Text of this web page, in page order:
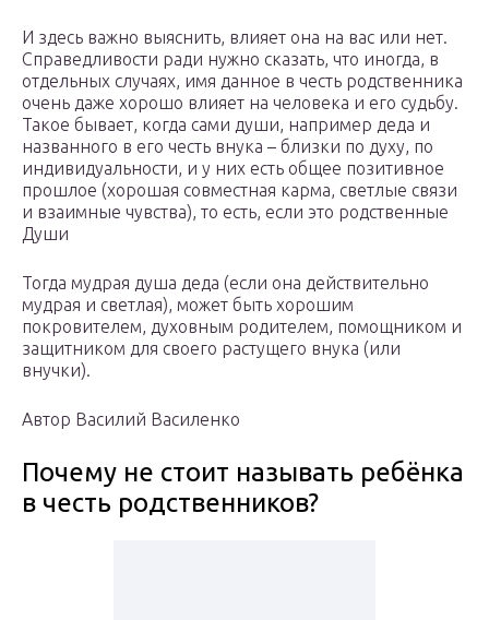
И здесь важно выяснить, влияет она на вас или нет.
Справедливости ради нужно сказать, что иногда, в
отдельных случаях, имя данное в честь родственника
очень даже хорошо влияет на человека и его судьбу.
Такое бывает, когда сами души, например деда и
названного в его честь внука – близки по духу, по
индивидуальности, и у них есть общее позитивное
прошлое (хорошая совместная карма, светлые связи
и взаимные чувства), то есть, если это родственные
Души
Тогда мудрая душа деда (если она действительно
мудрая и светлая), может быть хорошим
покровителем, духовным родителем, помощником и
защитником для своего растущего внука (или
внучки).
Автор Василий Василенко
Почему не стоит называть ребёнка
в честь родственников?